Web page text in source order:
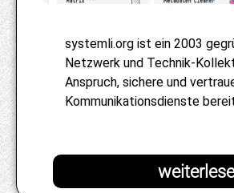
systemli.org ist ein 2003
Netzwerk und Technik-
Anspruch, sichere und
Kommunikationsdienste